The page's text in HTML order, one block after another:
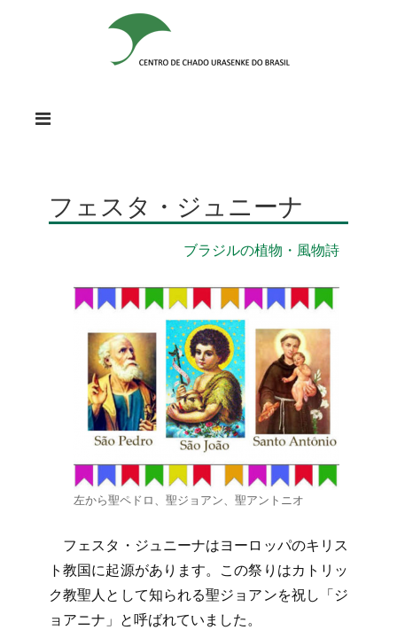
フェスタ・ジュニーナ
ブラジルの植物・風物詩
左から聖ペドロ、聖ジョアン、聖アントニオ
フェスタ・ジュニーナはヨーロッパのキリス
ト教国に起源があります。この祭りはカトリッ
ク教聖人として知られる聖ジョアンを祝し「ジ
ョアニナ」と呼ばれていました。